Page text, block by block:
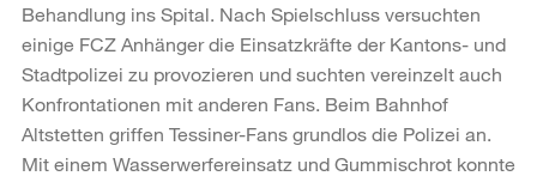
Behandlung ins Spital. Nach Spielschluss versuchten
einige FCZ Anhänger die Einsatzkräfte der Kantons- und
Stadtpolizei zu provozieren und suchten vereinzelt auch
Konfrontationen mit anderen Fans. Beim Bahnhof
Altstetten griffen Tessiner-Fans grundlos die Polizei an.
Mit einem Wasserwerfereinsatz und Gummischrot konnte